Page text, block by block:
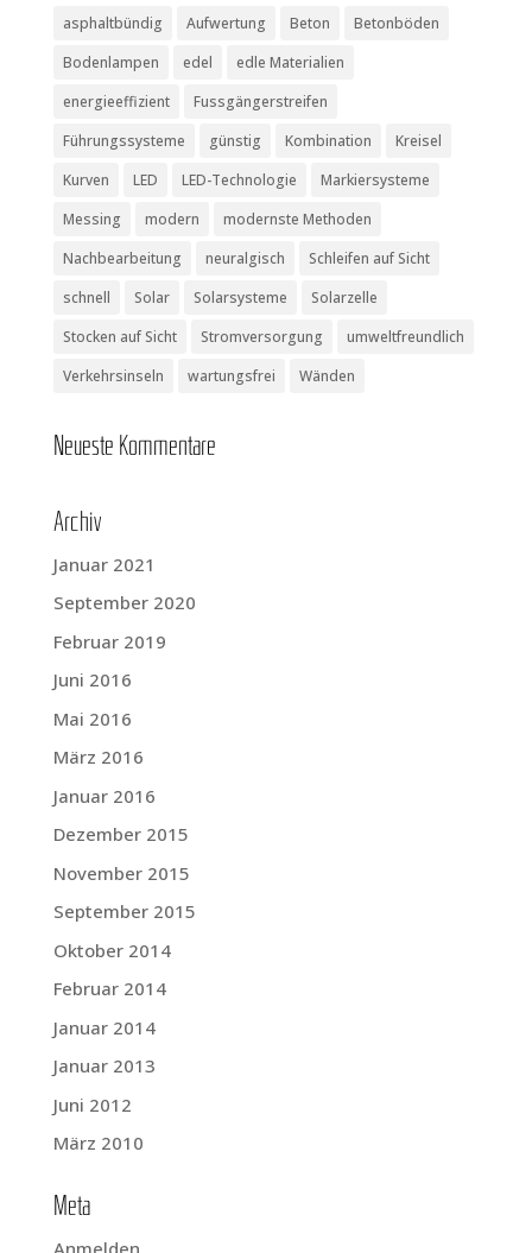
asphaltbündig Aufwertung Beton
Betonböden
Bodenlampen
edel
edle Materialien
energieeffizient
Fussgängerstreifen
Führungssysteme
günstig Kombination
Kreisel
Kurven
LED LED-Technologie
Markiersysteme
Messing
modern
modernste Methoden
Nachbearbeitung
neuralgisch
Schleifen auf Sicht
schnell
Solar Solarsysteme
Solarzelle
Stocken auf Sicht
Stromversorgung
umweltfreundlich
Verkehrsinseln
wartungsfrei Wänden
Neu­es­te Kommentare
Archiv
Januar 2021
September 2020
Februar 2019
Juni 2016
Mai 2016
März 2016
Januar 2016
Dezember 2015
November 2015
September 2015
Oktober 2014
Februar 2014
Januar 2014
Januar 2013
Juni 2012
März 2010
Meta
Anmelden